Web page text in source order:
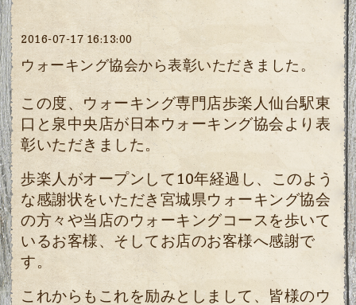
2016-07-17 16:13:00
ウォーキング協会から表彰いただきました。
この度、ウォーキング専門店歩楽人仙台駅東
口と泉中央店が日本ウォーキング協会より表
彰いただきました。
歩楽人がオープンして10年経過し、このよう
な感謝状をいただき宮城県ウォーキング協会
の方々や当店のウォーキングコースを歩いて
いるお客様、そしてお店のお客様へ感謝で
す。
これからもこれを励みとしまして、皆様のウ